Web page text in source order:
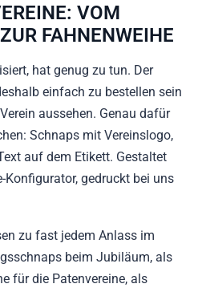
VOM
FAHNENWEIHE
hat genug zu tun. Der
einfach zu bestellen sein
aussehen. Genau dafür
Schnaps mit Vereinslogo,
auf dem Etikett. Gestaltet
gedruckt bei uns
zu fast jedem Anlass im
beim Jubiläum, als
für die Patenvereine, als